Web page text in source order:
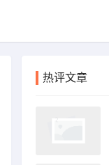
热评文章